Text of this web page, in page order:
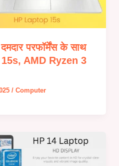
परफॉर्मेंस के साथ
AMD Ryzen 3
/ Computer